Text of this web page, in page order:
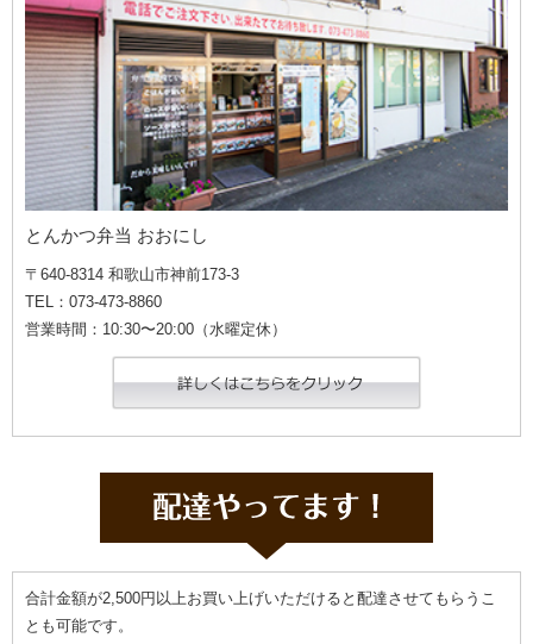
とんかつ弁当 おおにし
〒640-8314 和歌山市神前173-3
TEL：073-473-8860
営業時間：10:30〜20:00（水曜定休）
合計金額が2,500円以上お買い上げいただけると配達させてもらうこ
とも可能です。